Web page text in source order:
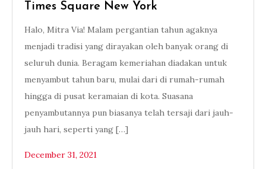
Times Square New York
Halo, Mitra Via! Malam pergantian tahun agaknya
menjadi tradisi yang dirayakan oleh banyak orang di
seluruh dunia. Beragam kemeriahan diadakan untuk
menyambut tahun baru, mulai dari di rumah-rumah
hingga di pusat keramaian di kota. Suasana
penyambutannya pun biasanya telah tersaji dari jauh-
jauh hari, seperti yang […]
December 31, 2021